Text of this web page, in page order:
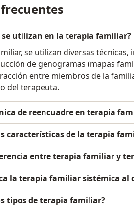
se utilizan en la terapia familiar?
se utilizan diversas
de genogramas (mapas
entre miembros de la
del terapeuta.
de reencuadre en terapia
características de la terapia
entre terapia familiar y
la terapia familiar sistémica al
tipos de terapia familiar?